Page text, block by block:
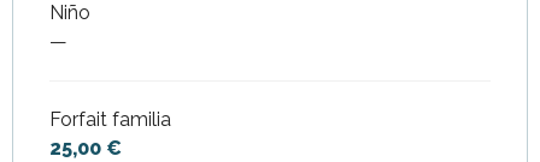
Niño
—
Forfait familia
25,00 €